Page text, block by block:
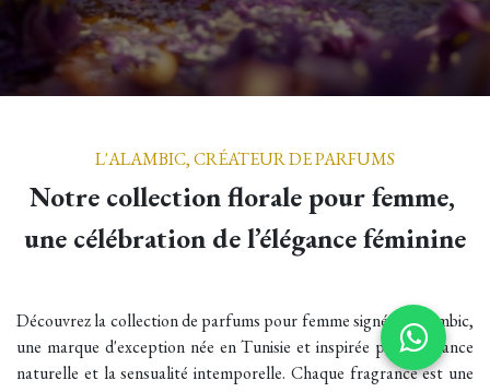
L'ALAMBIC, CRÉATEUR DE PARFUMS
Notre collection florale pour femme,
une célébration de l’élégance féminine
Découvrez la collection de parfums pour femme signée L'Alambic,
une marque d'exception née en Tunisie et inspirée par l’élégance
naturelle et la sensualité intemporelle. Chaque fragrance est une